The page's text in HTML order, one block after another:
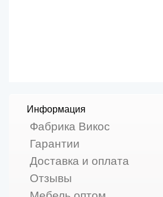
Информация
Фабрика Викос
Гарантии
Доставка и оплата
Отзывы